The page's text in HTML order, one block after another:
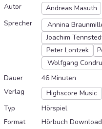
Autor
Andreas Masuth
Sprecher
Annina
Joachim
Peter Lontzek
Wolfgang
Dauer
46 Minuten
Verlag
Highscore Music
Typ
Hörspiel
Format
Hörbuch Download